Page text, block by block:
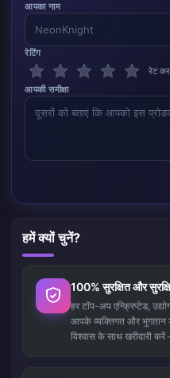
आपका नाम
रेटिंग
रेट
आपकी समीक्षा
हमें क्यों चुनें?
100% सुरक्षित और
हर टॉप-अप एन्क्रिप्टेड,
आपके व्यक्तिगत और भुगतान
विश्वास के साथ खरीदारी